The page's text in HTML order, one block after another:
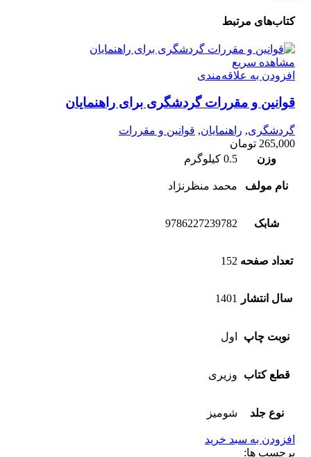
کتاب‌های مرتبط
مشاهده سریع
افزودن به علاقه‌مندی
قوانین و مقررات گردشگری برای راهنمایان
گردشگری, راهنمایان, قوانین و مقررات
265,000 تومان
وزن
0.5 کیلوگرم
نام مولف محمد ‌منظرنژاد
شابک 9786227239782
تعداد صفحه 152
سال انتشار 1401
نوبت چاپ اول
قطع کتاب وزیری
نوع جلد شومیز
افزودن به سبد خرید
برچسب ها: